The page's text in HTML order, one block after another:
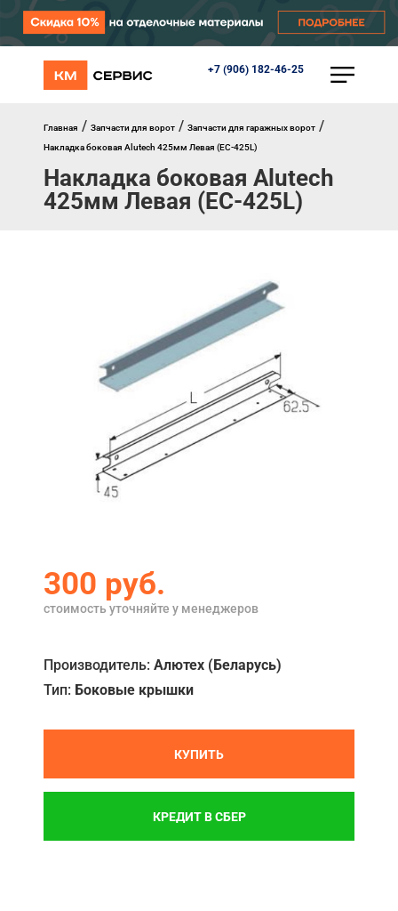
+7 (906) 182-46-25
КАТАЛОГ
Перегрузочное оборудование
Уличные калитки
Шлагбаумы
Примеры работ
Кредит
О компании
Отзывы
Главная / Запчасти для ворот / Запчасти для гаражных ворот /
Накладка боковая Alutech 425мм Левая (EC-425L)
Накладка боковая Alutech
425мм Левая (EC-425L)
300 руб.
стоимость уточняйте у менеджеров
Производитель: Алютех (Беларусь)
Тип: Боковые крышки
КУПИТЬ
КРЕДИТ В СБЕР